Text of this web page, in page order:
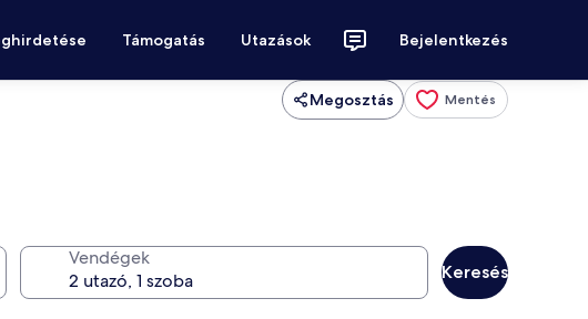
Támogatás Utazások Bejelentkezés
Megosztás Mentés
Vendégek
Keresés